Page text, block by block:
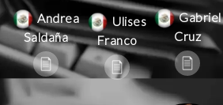
Andrea
Saldaña
Ulises
Franco
Gabriel
Cruz